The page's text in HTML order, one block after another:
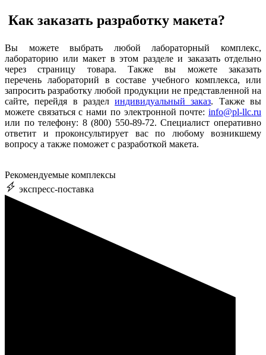
Как заказать разработку макета?
Вы можете выбрать любой лабораторный комплекс,
лабораторию или макет в этом разделе и заказать отдельно
через страницу товара. Также вы можете заказать
перечень лабораторий в составе учебного комплекса, или
запросить разработку любой продукции не представленной на
сайте, перейдя в разделиндивидуальный заказ. Также вы
можете связаться с нами по электронной почте: info@pl-llc.ru
или по телефону: 8 (800) 550-89-72. Специалист оперативно
ответит и проконсультирует вас по любому возникшему
вопросу а также поможет с разработкой макета.
Рекомендуемые комплексы
экспресс-поставка